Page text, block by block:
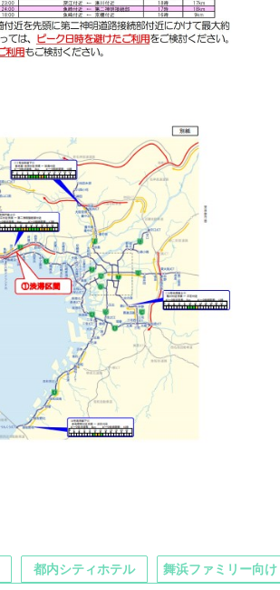
都内シティホテル 舞浜ファミリー向け